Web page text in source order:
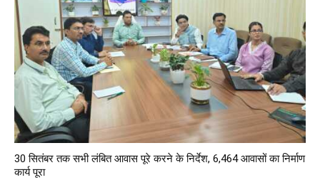
30 सितंबर तक सभी लंबित आवास पूरे करने के निर्देश, 6,464 आवासों का निर्माण
कार्य पूरा